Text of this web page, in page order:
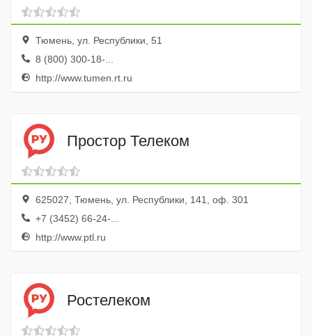
Тюмень, ул. Республики, 51
8 (800) 300-18-...
http://www.tumen.rt.ru
Простор Телеком
625027, Тюмень, ул. Республики, 141, оф. 301
+7 (3452) 66-24-...
http://www.ptl.ru
Ростелеком